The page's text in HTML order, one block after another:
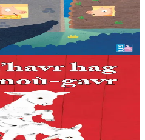
a veve eürus gant o zud. Un
hini kaout e di ! Ur rummad
gavr
« Bezit fur ha na zigorit da
d’he mennoù a-raok mont d’ar